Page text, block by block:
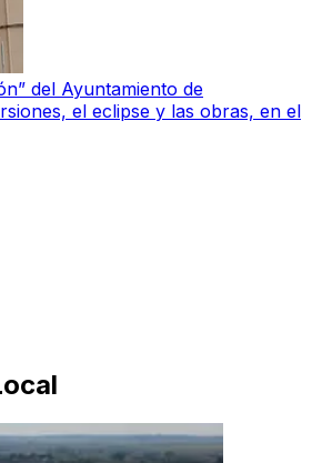
del Ayuntamiento de
el eclipse y las obras, en el